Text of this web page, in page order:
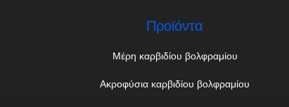
Προϊόντα
Μέρη καρβιδίου βολφραμίου
Ακροφύσια καρβιδίου βολφραμίου